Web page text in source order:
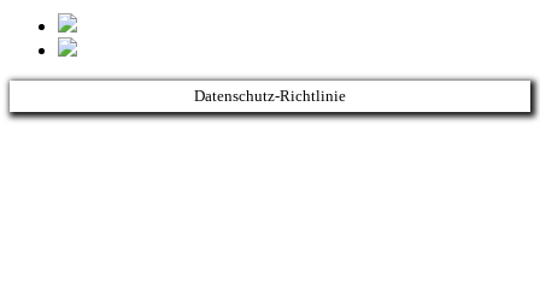
Datenschutz-Richtlinie